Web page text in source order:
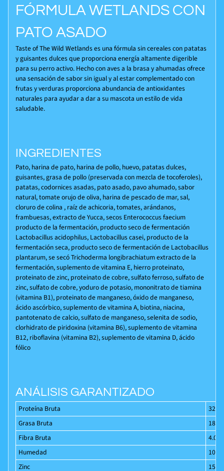
FÓRMULA WETLANDS CON
PATO ASADO
Taste of The Wild Wetlands es una fórmula sin cereales con patatas
y guisantes dulces que proporciona energía altamente digerible
para su perro activo. Hecho con aves a la brasa y ahumadas ofrece
una sensación de sabor sin igual y al estar complementado con
frutas y verduras proporciona abundancia de antioxidantes
naturales para ayudar a dar a su mascota un estilo de vida
saludable.
INGREDIENTES
Pato, harina de pato, harina de pollo, huevo, patatas dulces,
guisantes, grasa de pollo (preservada con mezcla de tocoferoles),
patatas, codornices asadas, pato asado, pavo ahumado, sabor
natural, tomate orujo de oliva, harina de pescado de mar, sal,
cloruro de colina , raíz de achicoria, tomates, arándanos,
frambuesas, extracto de Yucca, secos Enterococcus faecium
producto de la fermentación, producto seco de fermentación
Lactobacillus acidophilus, Lactobacillus casei, producto de la
fermentación seca, producto seco de fermentación de Lactobacillus
plantarum, se secó Trichoderma longibrachiatum extracto de la
fermentación, suplemento de vitamina E, hierro proteinato,
proteinato de zinc, proteinato de cobre, sulfato ferroso, sulfato de
zinc, sulfato de cobre, yoduro de potasio, mononitrato de tiamina
(vitamina B1), proteinato de manganeso, óxido de manganeso,
ácido ascórbico, suplemento de vitamina A, biotina, niacina,
pantotenato de calcio, sulfato de manganeso, selenita de sodio,
clorhidrato de piridoxina (vitamina B6), suplemento de vitamina
B12, riboflavina (vitamina B2), suplemento de vitamina D, ácido
fólico
ANÁLISIS GARANTIZADO
Proteína Bruta
Grasa Bruta
Fibra Bruta
Humedad
Zinc
150